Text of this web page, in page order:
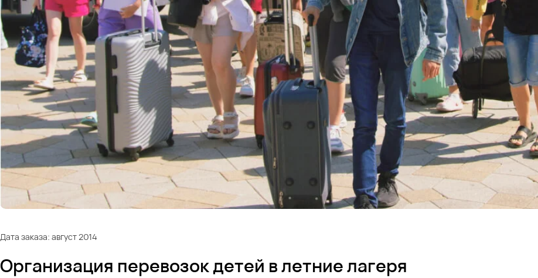
Дата заказа: август 2014
Организация перевозок детей в летние лагеря